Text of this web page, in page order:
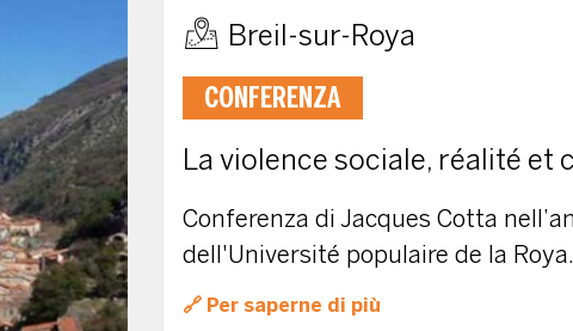
Breil-sur-Roya
CONFERENZA
La violence sociale, réalité et
Conferenza di Jacques Cotta
dell'Université populaire de la
Per saperne di più